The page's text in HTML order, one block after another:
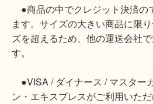
●商品の中でクレジット決済の
ます。サイズの大きい商品に限
ズを超えるため、他の運送会社
す。
●VISA / ダイナース / マスター
ン・エキスプレスがご利用いただ